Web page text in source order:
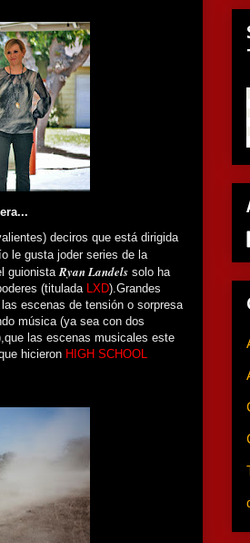
deciros que está dirigida
le gusta joder series de la
guionistaRyan Landels solo ha
(titulada LXD).Grandes
escenas de tensión o sorpresa
música (ya sea con dos
las escenas musicales este
hicieron HIGH SCHOOL